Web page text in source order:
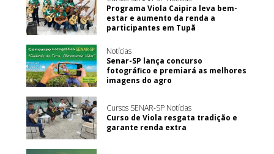
Programa Viola Caipira leva bem-
estar e aumento da renda a
participantes em Tupã
Notícias
Senar-SP lança concurso
fotográfico e premiará as melhores
imagens do agro
Cursos SENAR-SP Notícias
Curso de Viola resgata tradição e
garante renda extra